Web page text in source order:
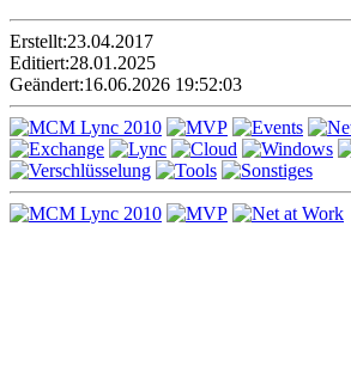
Erstellt:23.04.2017
Editiert:28.01.2025
Geändert:16.06.2026 19:52:03